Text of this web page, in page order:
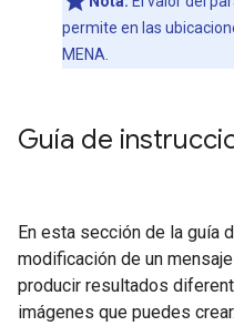
permite en las
MENA.
Guía de
En esta sección de la guía
modificación de un
producir resultados
imágenes que puedes crear.